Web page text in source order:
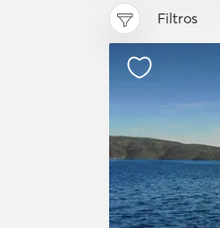
Filtros